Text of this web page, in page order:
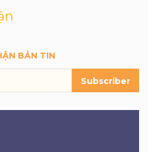
BẢN TIN
Subscriber